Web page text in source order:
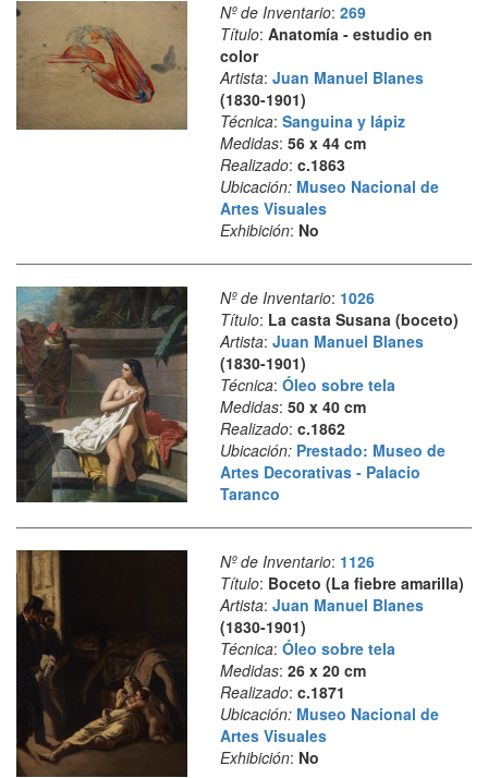
Nº de Inventario: 269
Título: Anatomía - estudio en
color
Artista: Juan Manuel Blanes
(1830-1901)
Técnica: Sanguina y lápiz
Medidas: 56 x 44 cm
Realizado: c.1863
Ubicación: Museo Nacional de
Artes Visuales
Exhibición: No
Nº de Inventario: 1026
Título: La casta Susana (boceto)
Artista: Juan Manuel Blanes
(1830-1901)
Técnica: Óleo sobre tela
Medidas: 50 x 40 cm
Realizado: c.1862
Ubicación: Prestado: Museo de
Artes Decorativas - Palacio
Taranco
Nº de Inventario: 1126
Título: Boceto (La fiebre amarilla)
Artista: Juan Manuel Blanes
(1830-1901)
Técnica: Óleo sobre tela
Medidas: 26 x 20 cm
Realizado: c.1871
Ubicación: Museo Nacional de
Artes Visuales
Exhibición: No